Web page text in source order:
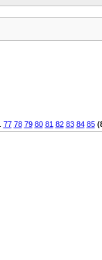
77 78 79 80 81 82 83 84 85